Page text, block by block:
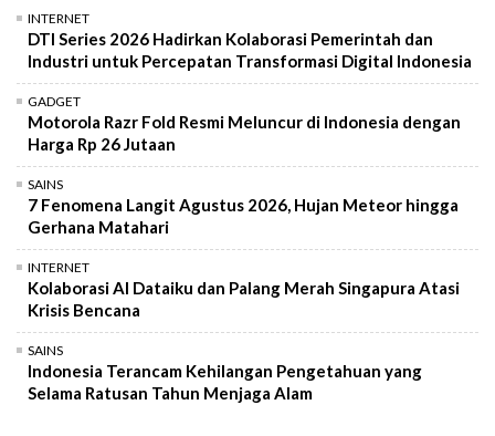
INTERNET
DTI Series 2026 Hadirkan Kolaborasi Pemerintah dan
Industri untuk Percepatan Transformasi Digital Indonesia
GADGET
Motorola Razr Fold Resmi Meluncur di Indonesia dengan
Harga Rp 26 Jutaan
SAINS
7 Fenomena Langit Agustus 2026, Hujan Meteor hingga
Gerhana Matahari
INTERNET
Kolaborasi AI Dataiku dan Palang Merah Singapura Atasi
Krisis Bencana
SAINS
Indonesia Terancam Kehilangan Pengetahuan yang
Selama Ratusan Tahun Menjaga Alam